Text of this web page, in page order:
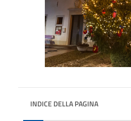
INDICE DELLA PAGINA